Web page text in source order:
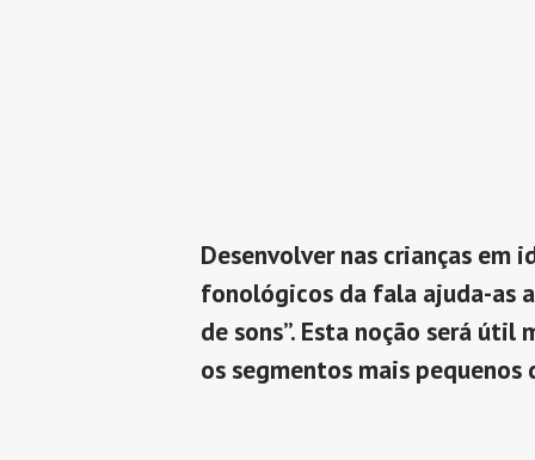
Desenvolver nas crianças
fonológicos da fala ajuda-as
de sons”. Esta noção será
os segmentos mais pequenos